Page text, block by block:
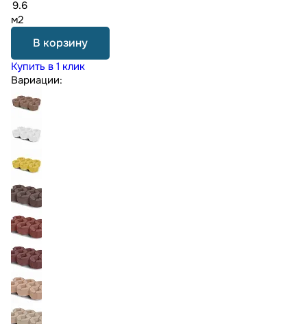
м2
В корзину
Купить в 1 клик
Вариации: